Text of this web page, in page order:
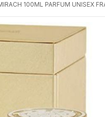
100ML PARFUM UNISEX